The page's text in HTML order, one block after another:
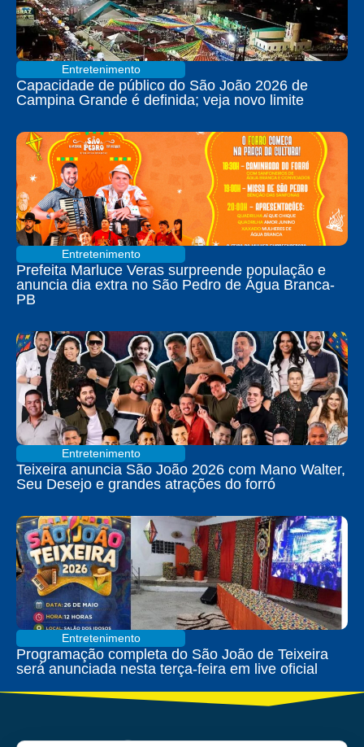
Entretenimento
Capacidade de público do São João 2026 de
Campina Grande é definida; veja novo limite
Entretenimento
Prefeita Marluce Veras surpreende população e
anuncia dia extra no São Pedro de Água Branca-
PB
Entretenimento
Teixeira anuncia São João 2026 com Mano Walter,
Seu Desejo e grandes atrações do forró
Entretenimento
Programação completa do São João de Teixeira
será anunciada nesta terça-feira em live oficial